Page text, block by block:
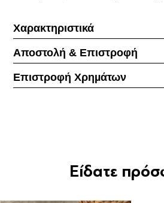
Χαρακτηριστικά
Αποστολή & Επιστροφή
Επιστροφή Χρηµάτων
Είδατε